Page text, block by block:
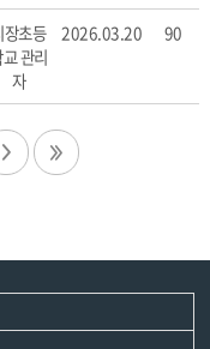
장초등
관리
자
2026.03.20 90